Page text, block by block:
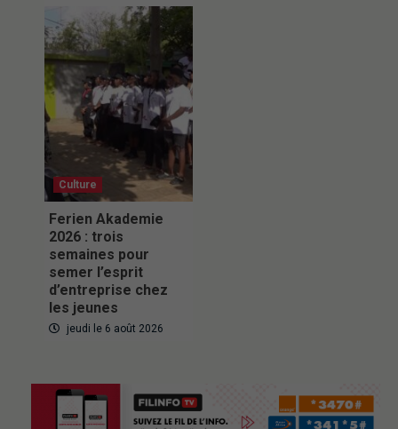
Culture
Ferien Akademie
2026 : trois
semaines pour
semer l’esprit
d’entreprise chez
les jeunes
jeudi le 6 août 2026